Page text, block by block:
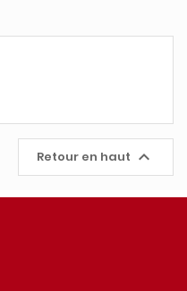
Retour en haut 